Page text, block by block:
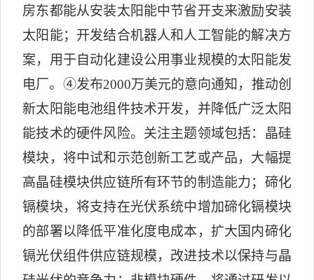
房东都能从安装太阳能中节省开支来激励安装
太阳能；开发结合机器人和人工智能的解决方
案，用于自动化建设公用事业规模的太阳能发
电厂。 ④发布2000万美元的意向通知，推动创
新太阳能电池组件技术开发，并降低广泛太阳
能技术的硬件风险。关注主题领域包括：晶硅
模块，将中试和示范创新工艺或产品，大幅提
高晶硅模块供应链所有环节的制造能力；碲化
镉模块，将支持在光伏系统中增加碲化镉模块
的部署以降低平准化度电成本，扩大国内碲化
镉光伏组件供应链规模，改进技术以保持与晶